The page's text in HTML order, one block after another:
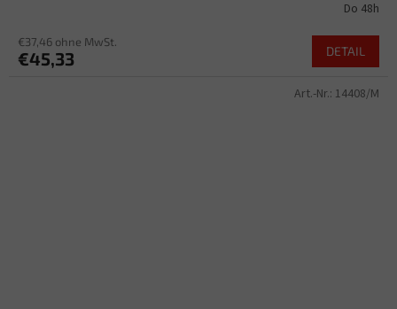
Do 48h
€37,46 ohne MwSt.
€45,33 DETAIL
Art.-Nr.: 14408/M